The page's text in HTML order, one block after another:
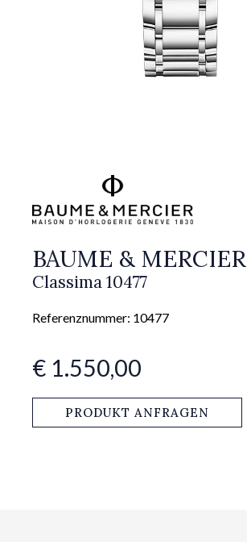
BAUME & MERCIER
Classima 10477
Referenznummer: 10477
€ 1.550,00
PRODUKT ANFRAGEN